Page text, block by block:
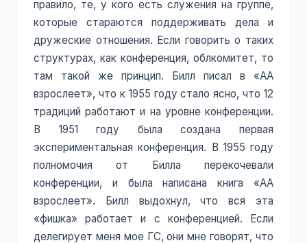
правило, те, у кого есть служения на группе,
которые стараются поддерживать дела и
дружеские отношения. Если говорить о таких
структурах, как конференция, облкомитет, то
там такой же принцип. Билл писал в «АА
взрослеет», что к 1955 году стало ясно, что 12
традиций работают и на уровне конференции.
В 1951 году была создана первая
экспериментальная конференция. В 1955 году
полномочия от Билла перекочевали
конференции, и была написана книга «АА
взрослеет». Билл выдохнул, что вся эта
«фишка» работает и с конференцией. Если
делегирует меня мое ГС, они мне говорят, что